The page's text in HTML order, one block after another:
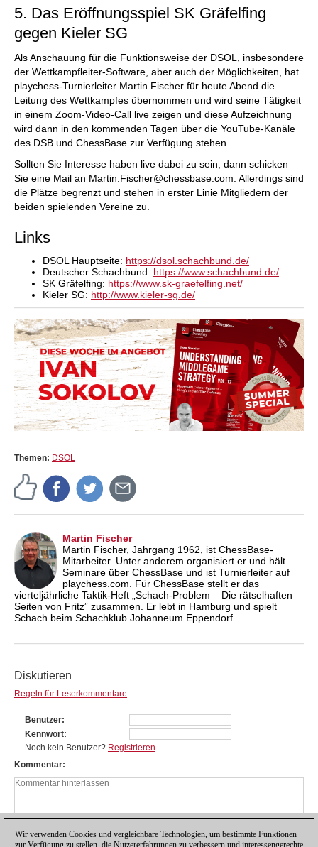
5. Das Eröffnungsspiel SK Gräfelfing
gegen Kieler SG
Als Anschauung für die Funktionsweise der DSOL, insbesondere
der Wettkampfleiter-Software, aber auch der Möglichkeiten, hat
playchess-Turnierleiter Martin Fischer für heute Abend die
Leitung des Wettkampfes übernommen und wird seine Tätigkeit
in einem Zoom-Video-Call live zeigen und diese Aufzeichnung
wird dann in den kommenden Tagen über die YouTube-Kanäle
des DSB und ChessBase zur Verfügung stehen.
Sollten Sie Interesse haben live dabei zu sein, dann schicken
Sie eine Mail an Martin.Fischer@chessbase.com. Allerdings sind
die Plätze begrenzt und stehen in erster Linie Mitgliedern der
beiden spielenden Vereine zu.
Links
DSOL Hauptseite: https://dsol.schachbund.de/
Deutscher Schachbund: https://www.schachbund.de/
SK Gräfelfing: https://www.sk-graefelfing.net/
Kieler SG: http://www.kieler-sg.de/
Themen: DSOL
Martin Fischer
Martin Fischer, Jahrgang 1962, ist ChessBase-
Mitarbeiter. Unter anderem organisiert er und hält
Seminare über ChessBase und ist Turnierleiter auf
playchess.com. Für ChessBase stellt er das
vierteljährliche Taktik-Heft „Schach-Problem – Die rätselhaften
Seiten von Fritz” zusammen. Er lebt in Hamburg und spielt
Schach beim Schachklub Johanneum Eppendorf.
Diskutieren
Regeln für Leserkommentare
Benutzer
Kennwort
Noch kein Benutzer? Registrieren
Kommentar
Wir verwenden Cookies und vergleichbare Technologien, um bestimmte Funktionen
zur Verfügung zu stellen, die Nutzererfahrungen zu verbessern und interessengerechte